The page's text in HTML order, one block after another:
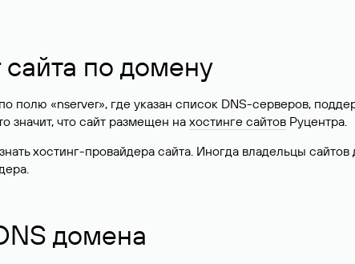
сайта по домену
полю «nserver», где указан список DNS-серверов,
значит, что сайт размещен на хостинге сайтов Руцентра.
хостинг-провайдера сайта. Иногда владельцы
домена